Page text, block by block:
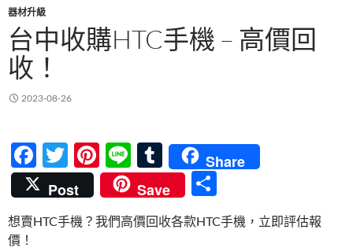
器材升級
台中收購HTC手機 – 高價回
收！
2023-08-26
F
ac
e
b
T
w
itt
er
Pi
nt
er
es
Li
n
e
T
u
m
bl
Share
Post
Save
享
想賣HTC手機？我們高價回收各款HTC手機，立即評估報
價！